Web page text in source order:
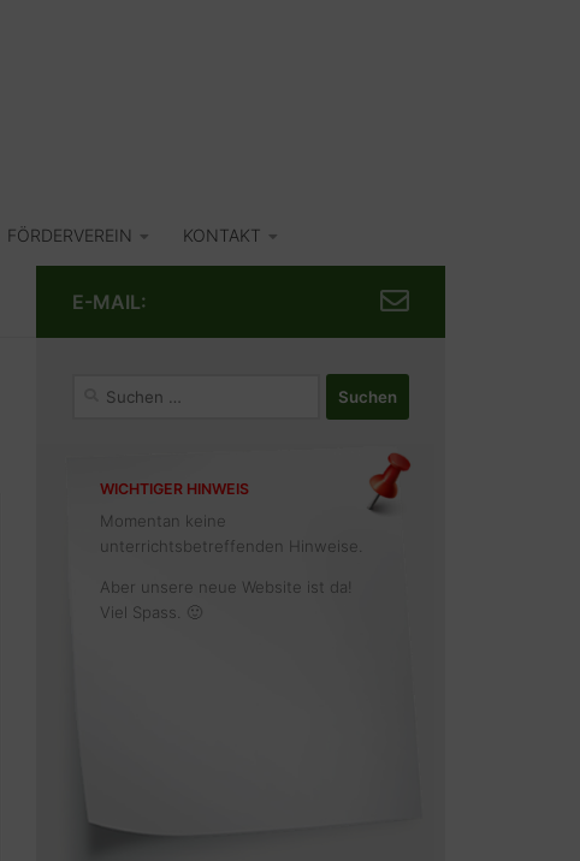
FÖRDERVEREIN KONTAKT
E-MAIL:
WICHTIGER HINWEIS
Momentan keine
unterrichtsbetreffenden Hinweise.
Aber unsere neue Website ist da!
Viel Spass. 🙂